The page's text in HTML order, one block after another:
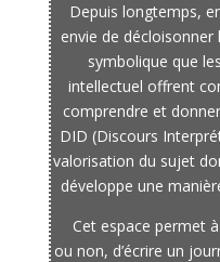
Depuis longtemps,
envie de
symbolique que
intellectuel offrent
comprendre et
DID (Discours
valorisation du sujet
développe une
Cet espace permet
ou non, d’écrire un